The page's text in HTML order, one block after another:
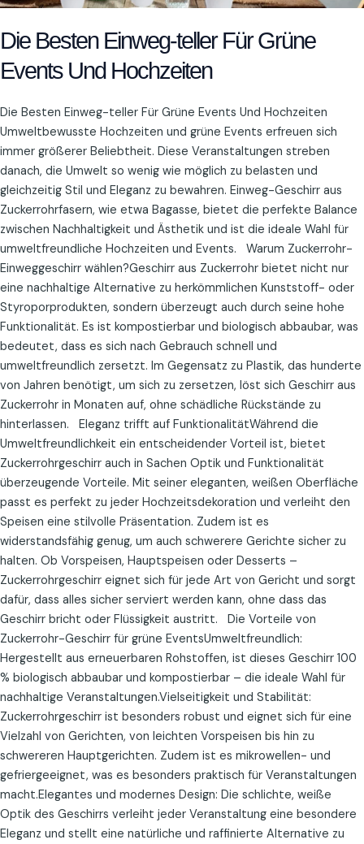
Die Besten Einweg-teller Für Grüne
Events Und Hochzeiten
Die Besten Einweg-teller Für Grüne Events Und Hochzeiten
Umweltbewusste Hochzeiten und grüne Events erfreuen sich
immer größerer Beliebtheit. Diese Veranstaltungen streben
danach, die Umwelt so wenig wie möglich zu belasten und
gleichzeitig Stil und Eleganz zu bewahren. Einweg-Geschirr aus
Zuckerrohrfasern, wie etwa Bagasse, bietet die perfekte Balance
zwischen Nachhaltigkeit und Ästhetik und ist die ideale Wahl für
umweltfreundliche Hochzeiten und Events. Warum Zuckerrohr-
Einweggeschirr wählen?Geschirr aus Zuckerrohr bietet nicht nur
eine nachhaltige Alternative zu herkömmlichen Kunststoff- oder
Styroporprodukten, sondern überzeugt auch durch seine hohe
Funktionalität. Es ist kompostierbar und biologisch abbaubar, was
bedeutet, dass es sich nach Gebrauch schnell und
umweltfreundlich zersetzt. Im Gegensatz zu Plastik, das hunderte
von Jahren benötigt, um sich zu zersetzen, löst sich Geschirr aus
Zuckerrohr in Monaten auf, ohne schädliche Rückstände zu
hinterlassen. Eleganz trifft auf FunktionalitätWährend die
Umweltfreundlichkeit ein entscheidender Vorteil ist, bietet
Zuckerrohrgeschirr auch in Sachen Optik und Funktionalität
überzeugende Vorteile. Mit seiner eleganten, weißen Oberfläche
passt es perfekt zu jeder Hochzeitsdekoration und verleiht den
Speisen eine stilvolle Präsentation. Zudem ist es
widerstandsfähig genug, um auch schwerere Gerichte sicher zu
halten. Ob Vorspeisen, Hauptspeisen oder Desserts –
Zuckerrohrgeschirr eignet sich für jede Art von Gericht und sorgt
dafür, dass alles sicher serviert werden kann, ohne dass das
Geschirr bricht oder Flüssigkeit austritt. Die Vorteile von
Zuckerrohr-Geschirr für grüne EventsUmweltfreundlich:
Hergestellt aus erneuerbaren Rohstoffen, ist dieses Geschirr 100
% biologisch abbaubar und kompostierbar – die ideale Wahl für
nachhaltige Veranstaltungen.Vielseitigkeit und Stabilität:
Zuckerrohrgeschirr ist besonders robust und eignet sich für eine
Vielzahl von Gerichten, von leichten Vorspeisen bis hin zu
schwereren Hauptgerichten. Zudem ist es mikrowellen- und
gefriergeeignet, was es besonders praktisch für Veranstaltungen
macht.Elegantes und modernes Design: Die schlichte, weiße
Optik des Geschirrs verleiht jeder Veranstaltung eine besondere
Eleganz und stellt eine natürliche und raffinierte Alternative zu